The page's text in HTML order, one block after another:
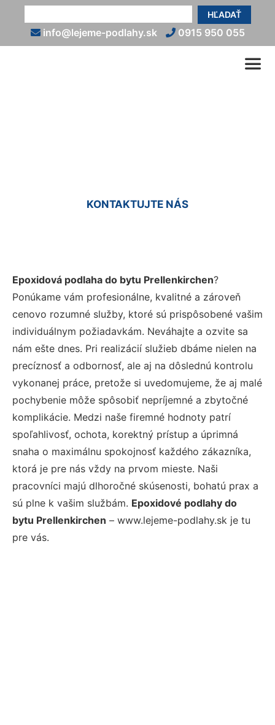
HĽADAŤ
info@lejeme-podlahy.sk 0915 950 055
KONTAKTUJTE NÁS
Epoxidová podlaha do bytu Prellenkirchen?
Ponúkame vám profesionálne, kvalitné a zároveň
cenovo rozumné služby, ktoré sú prispôsobené vašim
individuálnym požiadavkám. Neváhajte a ozvite sa
nám ešte dnes. Pri realizácií služieb dbáme nielen na
precíznosť a odbornosť, ale aj na dôslednú kontrolu
vykonanej práce, pretože si uvedomujeme, že aj malé
pochybenie môže spôsobiť nepríjemné a zbytočné
komplikácie. Medzi naše firemné hodnoty patrí
spoľahlivosť, ochota, korektný prístup a úprimná
snaha o maximálnu spokojnosť každého zákazníka,
ktorá je pre nás vždy na prvom mieste. Naši
pracovníci majú dlhoročné skúsenosti, bohatú prax a
sú plne k vašim službám. Epoxidové podlahy do
bytu Prellenkirchen – www.lejeme-podlahy.sk je tu
pre vás.